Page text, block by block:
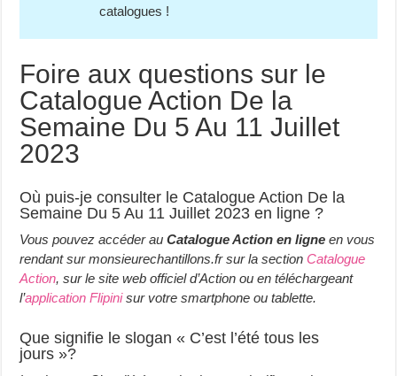
catalogues !
Foire aux questions sur le
Catalogue Action De la
Semaine Du 5 Au 11 Juillet
2023
Où puis-je consulter le Catalogue Action De la
Semaine Du 5 Au 11 Juillet 2023 en ligne ?
Vous pouvez accéder auCatalogue Action en ligne en vous
rendant sur monsieurechantillons.fr sur la sectionCatalogue
Action, sur le site web officiel d’Action ou en téléchargeant
l’application Flipinisur votre smartphone ou tablette.
Que signifie le slogan « C’est l’été tous les
jours »?